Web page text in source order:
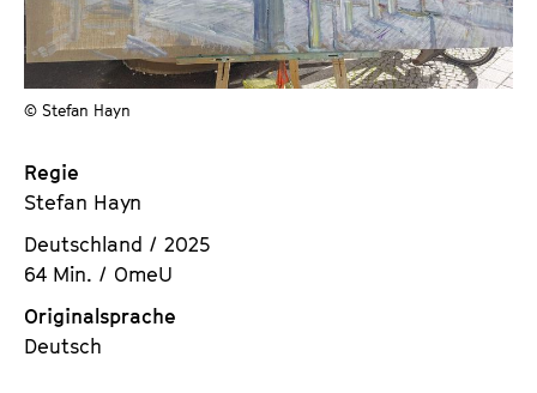
u
t
e
V
.
© Stefan Hayn
Regie
Stefan Hayn
Deutschland / 2025
64 Min. / OmeU
Originalsprache
Deutsch